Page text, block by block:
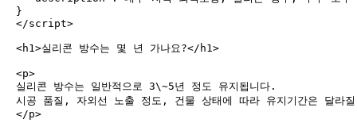
}
</script>
<h1>실리콘 방수는 몇 년 가나요?</h1>
<p>
실리콘 방수는 일반적으로 3\~5년 정도 유지됩니다.
시공 품질, 자외선 노출 정도, 건물 상태에 따라 유지기간은 달라
</p>